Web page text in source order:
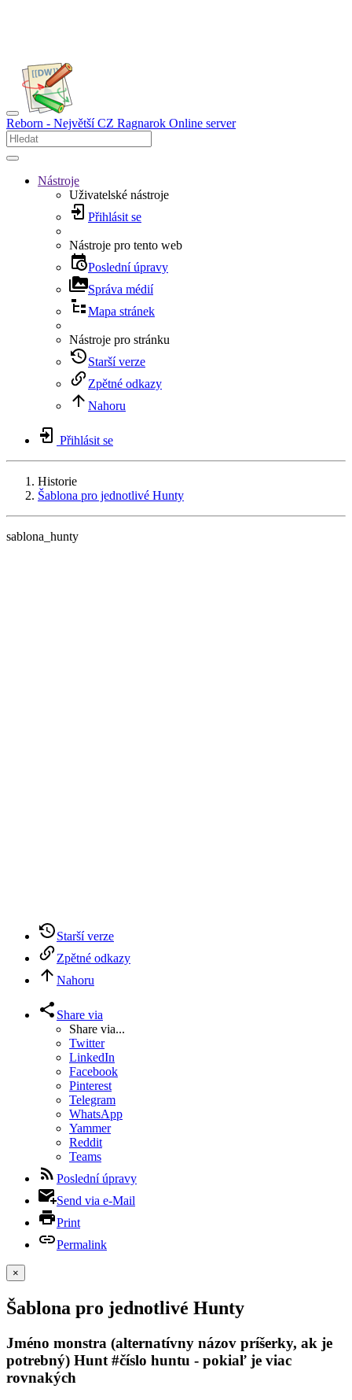
Reborn - Největší CZ Ragnarok Online server
Nástroje
Uživatelské nástroje
Přihlásit se
Nástroje pro tento web
Poslední úpravy
Správa médií
Mapa stránek
Nástroje pro stránku
Starší verze
Zpětné odkazy
Nahoru
Přihlásit se
Historie
Šablona pro jednotlivé Hunty
sablona_hunty
Starší verze
Zpětné odkazy
Nahoru
Share via
Share via...
Twitter
LinkedIn
Facebook
Pinterest
Telegram
WhatsApp
Yammer
Reddit
Teams
Poslední úpravy
Send via e-Mail
Print
Permalink
×
Šablona pro jednotlivé Hunty
Jméno monstra (alternatívny názov príšerky, ak je
potrebný) Hunt #číslo huntu - pokiaľ je viac
rovnakých